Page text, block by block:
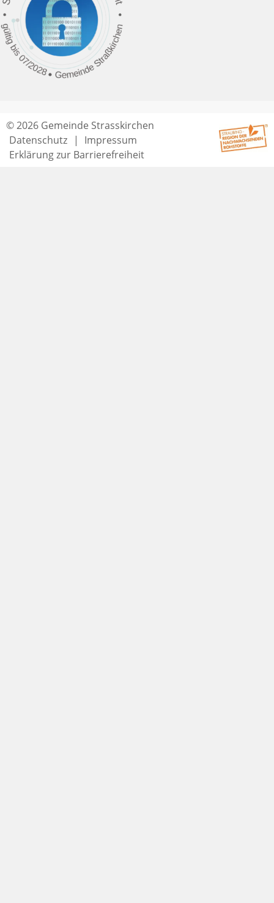
© 2026 Gemeinde Strasskirchen
Datenschutz
Impressum
Erklärung zur Barrierefreiheit